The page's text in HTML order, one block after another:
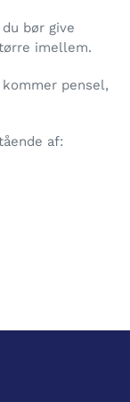
bør give
imellem.
pensel,
af: